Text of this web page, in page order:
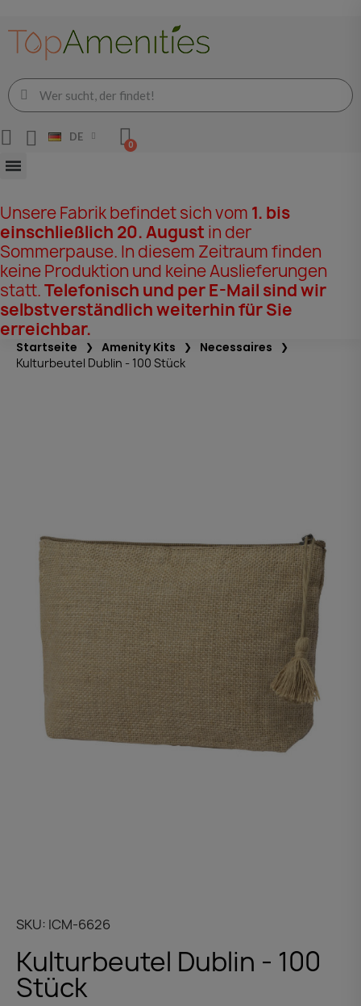
DE
Unsere Fabrik befindet sich vom 1. bis
einschließlich 20. August in der
Sommerpause. In diesem Zeitraum finden
keine Produktion und keine Auslieferungen
statt.Telefonisch und per E-Mail sind wir
selbstverständlich weiterhin für Sie
erreichbar.
Startseite Amenity Kits Necessaires
Kulturbeutel Dublin - 100 Stück
SKU ICM-6626
Kulturbeutel Dublin - 100
Stück